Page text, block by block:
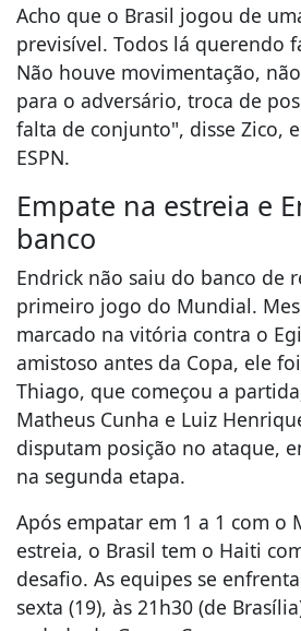
Acho que o Brasil jogou de
previsível. Todos lá querendo
Não houve movimentação,
para o adversário, troca de
falta de conjunto", disse Zico,
ESPN.
Empate na estreia e
banco
Endrick não saiu do banco de
primeiro jogo do Mundial.
marcado na vitória contra o
amistoso antes da Copa, ele
Thiago, que começou a
Matheus Cunha e Luiz
disputam posição no ataque,
na segunda etapa.
Após empatar em 1 a 1 com o
estreia, o Brasil tem o Haiti
desafio. As equipes se
sexta (19), às 21h30 (de